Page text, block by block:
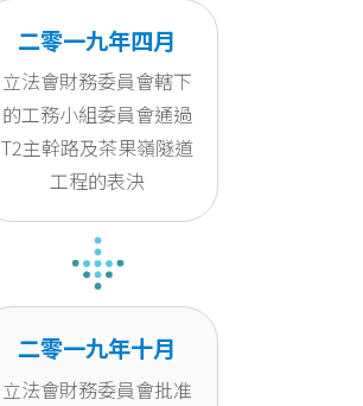
二零一九年四月
立法會財務委員會轄下
的工務小組委員會通過
T2主幹路及茶果嶺隧道
工程的表決
二零一九年十月
立法會財務委員會批准